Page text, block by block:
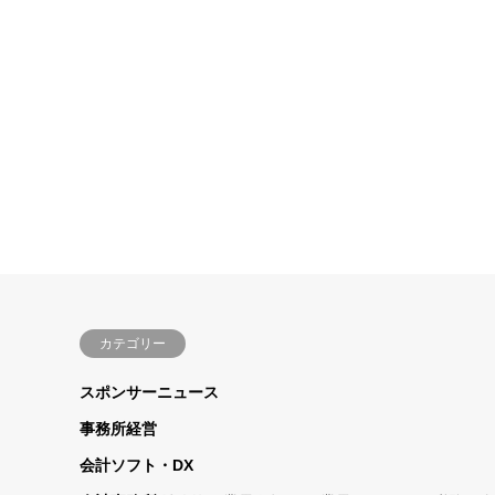
カテゴリー
スポンサーニュース
事務所経営
会計ソフト・DX